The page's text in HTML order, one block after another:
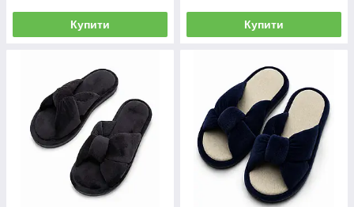
Купити Купити